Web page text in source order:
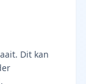
Dit kan